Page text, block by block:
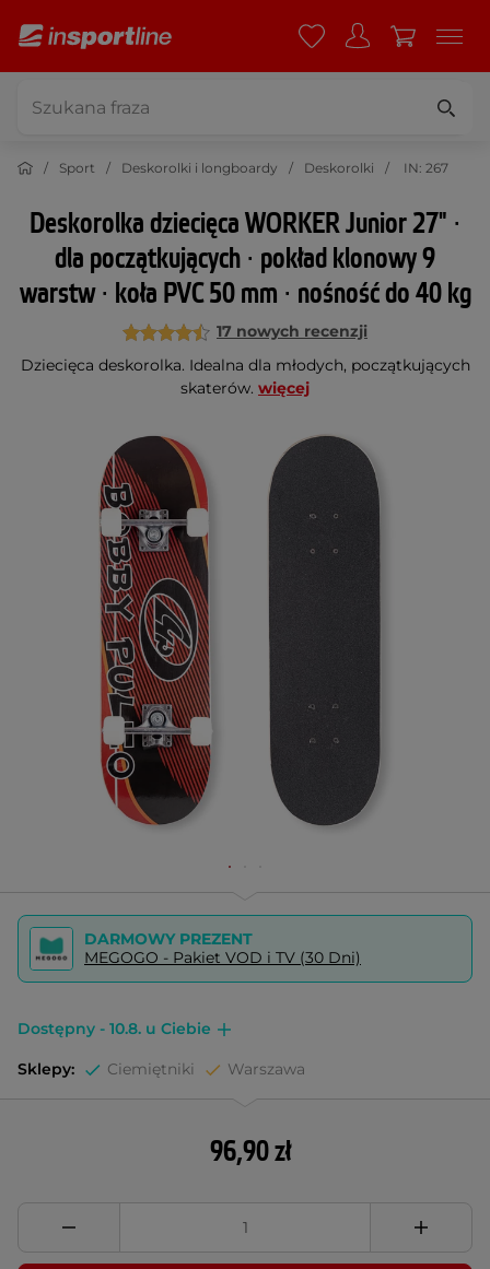
Sport Deskorolki i longboardy Deskorolki IN: 267
Deskorolka dziecięca WORKER Junior 27" ∙
dla początkujących ∙ pokład klonowy 9
warstw ∙ koła PVC 50 mm ∙ nośność do 40 kg
17 nowych recenzji
Dziecięca deskorolka. Idealna dla młodych, początkujących
skaterów. więcej
DARMOWY PREZENT
MEGOGO - Pakiet VOD i TV (30 Dni)
Dostępny - 10.8. u Ciebie
Sklepy: Ciemiętniki Warszawa
96,90 zł